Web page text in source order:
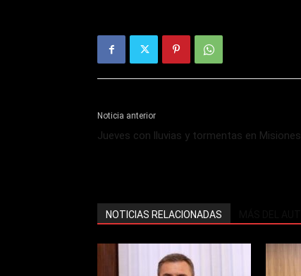
Noticia anterior
Jueves con lluvias y tormentas en Misiones
NOTICIAS RELACIONADAS